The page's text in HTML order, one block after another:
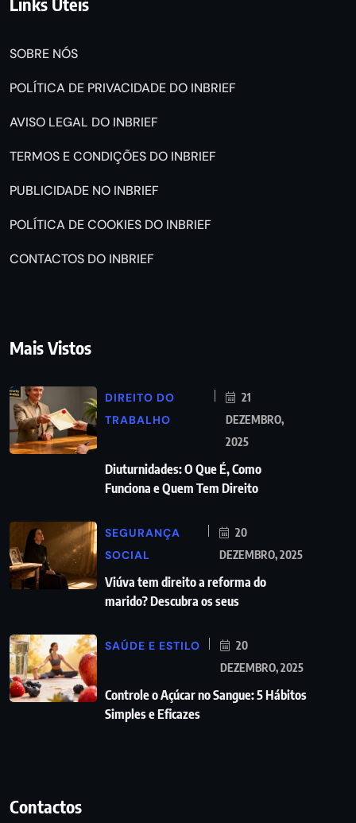
SOBRE NÓS
POLÍTICA DE PRIVACIDADE DO INBRIEF
AVISO LEGAL DO INBRIEF
TERMOS E CONDIÇÕES DO INBRIEF
PUBLICIDADE NO INBRIEF
POLÍTICA DE COOKIES DO INBRIEF
CONTACTOS DO INBRIEF
Mais Vistos
DIREITO DO
TRABALHO
21
DEZEMBRO,
2025
Diuturnidades: O Que É, Como
Funciona e Quem Tem Direito
SEGURANÇA
SOCIAL
20
DEZEMBRO, 2025
Viúva tem direito a reforma do
marido? Descubra os seus
SAÚDE E ESTILO
20
DEZEMBRO, 2025
Controle o Açúcar no Sangue: 5 Hábitos
Simples e Eficazes
Contactos